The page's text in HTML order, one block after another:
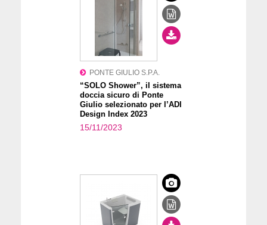
PONTE GIULIO S.P.A.
“SOLO Shower”, il sistema
doccia sicuro di Ponte
Giulio selezionato per l’ADI
Design Index 2023
15/11/2023